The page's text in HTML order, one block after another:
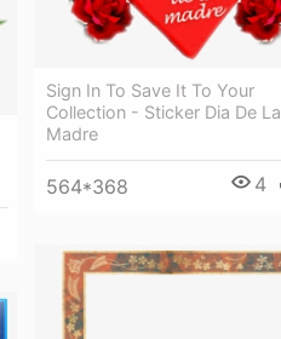
Sign In To Save It To Your
Collection - Sticker Dia De La
Madre
564*368 4